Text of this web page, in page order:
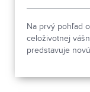
Na prvý pohľad
celoživotnej
predstavuje